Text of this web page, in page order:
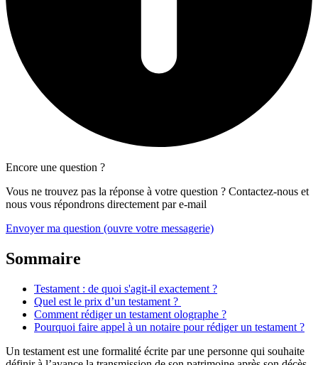
Encore une question ?
Vous ne trouvez pas la réponse à votre question ? Contactez-nous et
nous vous répondrons directement par e-mail
Envoyer ma question (ouvre votre messagerie)
Sommaire
Testament : de quoi s'agit-il exactement ?
Quel est le prix d’un testament ?
Comment rédiger un testament olographe ?
Pourquoi faire appel à un notaire pour rédiger un testament ?
Un testament est une formalité écrite par une personne qui souhaite